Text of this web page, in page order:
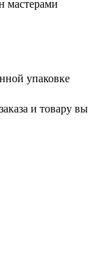
мастерами
упаковке
и товару вы